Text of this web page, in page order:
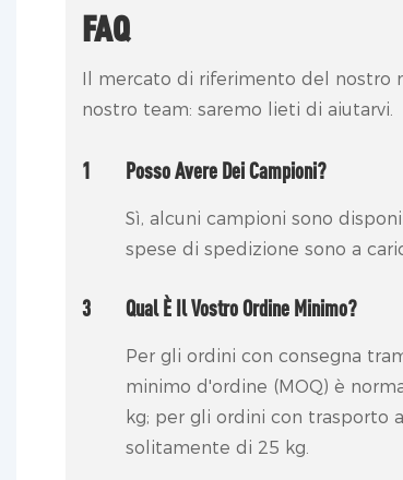
FAQ
Il mercato di riferimento del nostro
nostro team: saremo lieti di aiutarvi.
1 Posso Avere Dei Campioni?
Sì, alcuni campioni sono
spese di spedizione sono a
3 Qual È Il Vostro Ordine Minimo?
Per gli ordini con consegna
minimo d'ordine (MOQ) è
kg; per gli ordini con trasporto
solitamente di 25 kg.